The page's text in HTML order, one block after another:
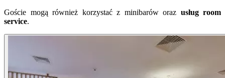
Goście mogą również korzystać z minibarów oraz usług room
service.